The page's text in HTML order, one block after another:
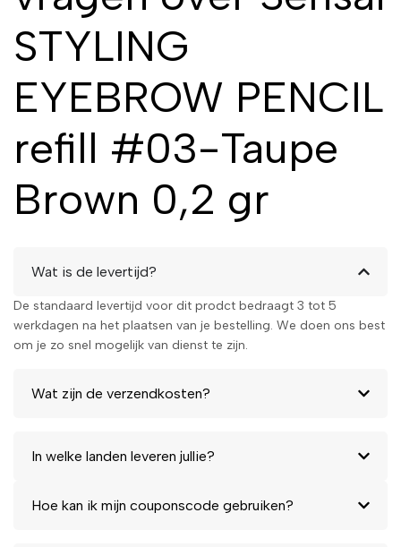
STYLING
EYEBROW PENCIL
refill #03-Taupe
Brown 0,2 gr
Wat is de levertijd?
De standaard levertijd voor dit prodct bedraagt 3 tot 5
werkdagen na het plaatsen van je bestelling. We doen ons best
om je zo snel mogelijk van dienst te zijn.
Wat zijn de verzendkosten?
In welke landen leveren jullie?
Hoe kan ik mijn couponscode gebruiken?